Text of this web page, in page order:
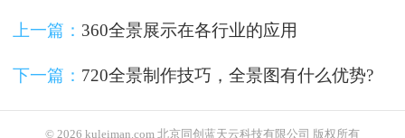
上一篇： 360全景展示在各行业的应用
下一篇： 720全景制作技巧，全景图有什么优势?
© 2026 kuleiman.com 北京同创蓝天云科技有限公司 版权所有